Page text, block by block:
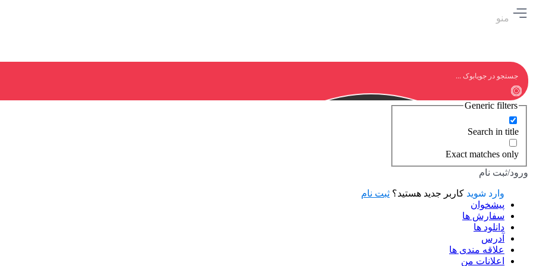
منو
Generic filters
Search in title
Exact matches only
ورود/ثبت نام
وارد شوید کاربر جدید هستید؟ ثبت نام
پیشخوان
سفارش ها
دانلود ها
آدرس
علاقه مندی ها
اعلانات من